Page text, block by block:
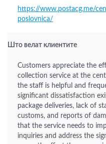
https://www.postacg.me/
poslovnica/
Што велат клиентите
Customers appreciate the
collection service at the
the staff is helpful and
significant dissatisfaction
package deliveries, lack of
customs, and reports of
that the service needs to
inquiries and address the